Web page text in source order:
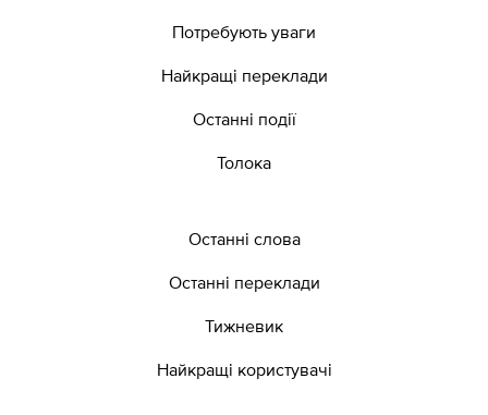
Потребують уваги
Найкращі переклади
Останні події
Толока
Останні слова
Останні переклади
Тижневик
Найкращі користувачі